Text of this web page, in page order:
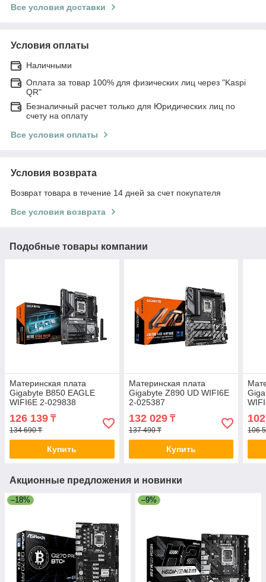
Все условия доставки
Условия оплаты
Наличными
Оплата за товар 100% для физических лиц через "Kaspi
QR"
Безналичный расчет только для Юридических лиц по
счету на оплату
Все условия оплаты
Условия возврата
Возврат товара в течение 14 дней за счет покупателя
Все условия возврата
Подобные товары компании
Материнская плата
Gigabyte B850 EAGLE
WIFI6E 2-029838
126 139 ₸
134 690 ₸
Купить
Материнская плата
Gigabyte Z890 UD WIFI6E
2-025387
132 029₸
137 490 ₸
Купить
106
Акционные предложения и новинки
–18% –9%